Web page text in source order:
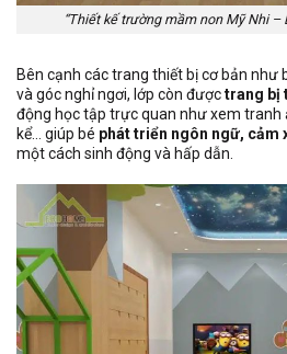
“Thiết kế trường mầm non Mỹ Nhi –
Bên cạnh các trang thiết bị cơ bản như
và góc nghỉ ngơi, lớp còn đượctrang bị
động học tập trực quan như xem tranh
kể… giúp bé phát triển ngôn ngữ, cảm
một cách sinh động và hấp dẫn.